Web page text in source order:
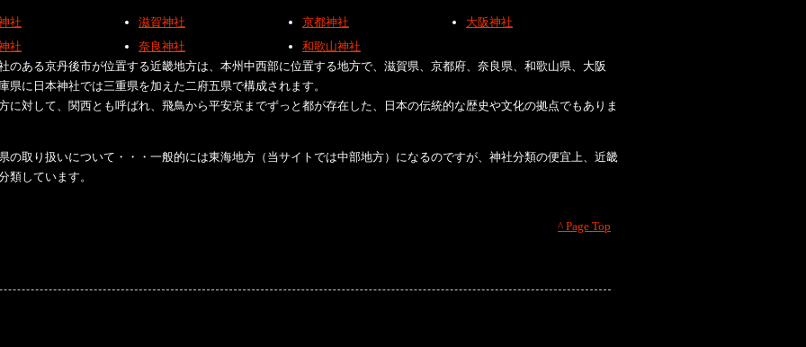
社 滋賀神社 京都神社
大阪神社
社
奈良神社
和歌山神社
のある京丹後市が位置する近畿地方は、本州中西部に位置する地方で、滋賀県、京都府、奈良県、和歌山県、大阪
県に日本神社では三重県を加えた二府五県で構成されます。
に対して、関西とも呼ばれ、飛鳥から平安京までずっと都が存在した、日本の伝統的な歴史や文化の拠点でもありま
の取り扱いについて・・・一般的には東海地方（当サイトでは中部地方）になるのですが、神社分類の便宜上、近畿
類しています。
^ Page Top